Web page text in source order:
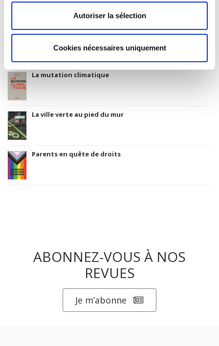
Autoriser la sélection
Cookies nécessaires uniquement
titles
Salariés en justice
La mutation climatique
La ville verte au pied du mur
Parents en quête de droits
ABONNEZ-VOUS À NOS
REVUES
Je m’abonne